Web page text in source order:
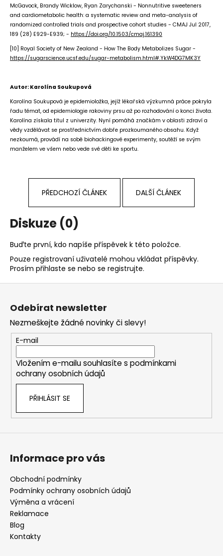
McGavock, Brandy Wicklow, Ryan Zarychanski - Nonnutritive sweeteners
and cardiometabolic health: a systematic review and meta-analysis of
randomized controlled trials and prospective cohort studies - CMAJ Jul 2017,
189 (28) E929-E939; - https://doi.org/10.1503/cmaj.161390
[10] Royal Society of New Zealand - How The Body Metabolizes Sugar -
https://sugarscience.ucsf.edu/sugar-metabolism.html#.YkW4DG7MK3Y
Autor: Karolína Soukupová
Karolína Soukupová je epidemioložka, jejíž lékařská výzkumná práce pokryla
řadu témat, od epidemiologie rakoviny prsu až po rozhodování o konci života.
Karolína získala titul z univerzity. Nyní pomáhá značkám v oblasti zdraví a
vědy vzdělávat se prostřednictvím dobře prozkoumaného obsahu. Když
nezkoumá, provádí na sobě biohackingové experimenty, soutěží se svým
manželem ve všem nebo vede své děti ke sportu.
PŘEDCHOZÍ ČLÁNEK DALŠÍ ČLÁNEK
Diskuze (0)
Buďte první, kdo napíše příspěvek k této položce.
Pouze registrovaní uživatelé mohou vkládat příspěvky.
Prosím přihlaste se nebo se registrujte.
Z
Odebírat newsletter
Nezmeškejte žádné novinky či slevy!
E-mail
Vložením e-mailu souhlasíte s podmínkami
ochrany osobních údajů
PŘIHLÁSIT SE
Informace pro vás
Obchodní podmínky
Podmínky ochrany osobních údajů
Výměna a vrácení
Reklamace
Blog
Kontakty